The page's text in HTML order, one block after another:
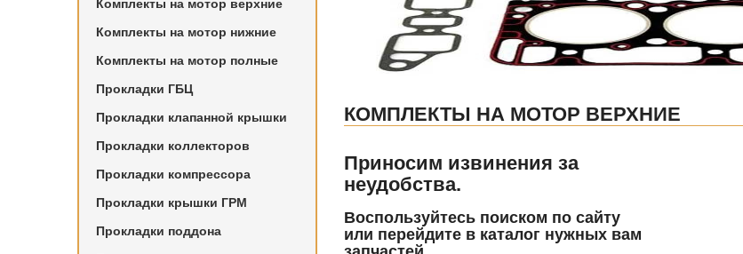
Комплекты на мотор верхние
Комплекты на мотор нижние
Комплекты на мотор полные
Прокладки ГБЦ
Прокладки клапанной крышки
Прокладки коллекторов
Прокладки компрессора
Прокладки крышки ГРМ
Прокладки поддона
Купить в Санкт-Петербурге Комплекты на мотор верхние для
двигателя Poyaud в наличии и под заказ
КОМПЛЕКТЫ НА МОТОР ВЕРХНИЕ
Приносим извинения за
неудобства.
Воспользуйтесь поиском по сайту
или перейдите в каталог нужных вам